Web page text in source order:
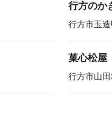
行方のか
行方市玉
菓心松屋
行方市山